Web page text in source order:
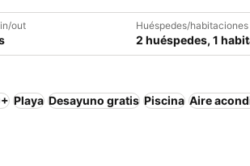
out Huéspedes/habitaciones
2 huéspedes, 1
Playa Desayuno gratis Piscina Aire